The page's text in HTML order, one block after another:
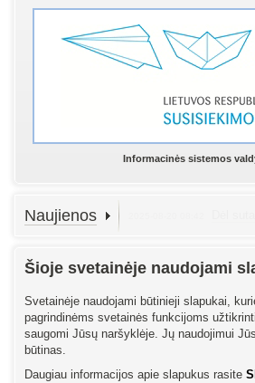
Informacinės sistemos
Naujienos
Šioje svetainėje naudojami
Svetainėje naudojami būtinieji slapukai,
pagrindinėms svetainės funkcijoms
saugomi Jūsų naršyklėje. Jų naudojimui
būtinas.
Daugiau informacijos apie slapukus rasite